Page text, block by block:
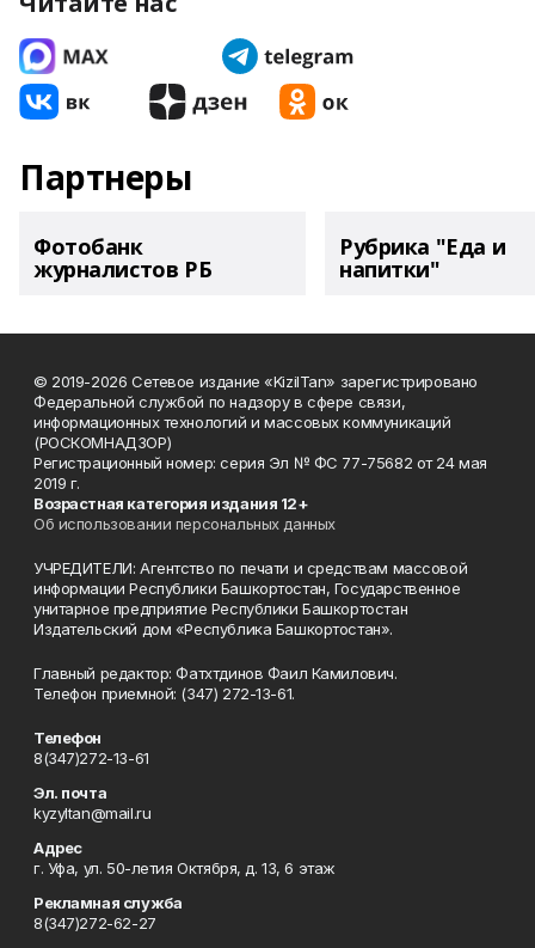
Партнеры
Фотобанк
журналистов РБ
Рубрика "Еда и
напитки"
© 2019-2026 Сетевое издание «KizilTan» зарегистрировано
Федеральной службой по надзору в сфере связи,
информационных технологий и массовых коммуникаций
(РОСКОМНАДЗОР)
Регистрационный номер: серия Эл № ФС 77-75682 от 24 мая
2019 г.
Возрастная категория издания 12+
Об использовании персональных данных
УЧРЕДИТЕЛИ: Агентство по печати и средствам массовой
информации Республики Башкортостан, Государственное
унитарное предприятие Республики Башкортостан
Издательский дом «Республика Башкортостан».
Главный редактор: Фатхтдинов Фаил Камилович.
Телефон приемной: (347) 272-13-61.
Телефон
8(347)272-13-61
Эл. почта
kyzyltan@mail.ru
Адрес
г. Уфа, ул. 50-летия Октября, д. 13, 6 этаж
Рекламная служба
8(347)272-62-27